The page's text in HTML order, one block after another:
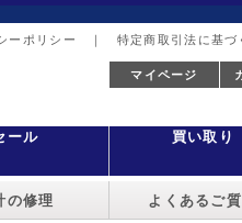
ーポリシー
｜ 特定商取引法に基づ
マイページ
ール 買い取り
の修理 よくあるご